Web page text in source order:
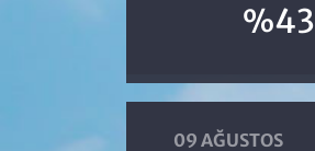
%43
09 AĞUSTOS